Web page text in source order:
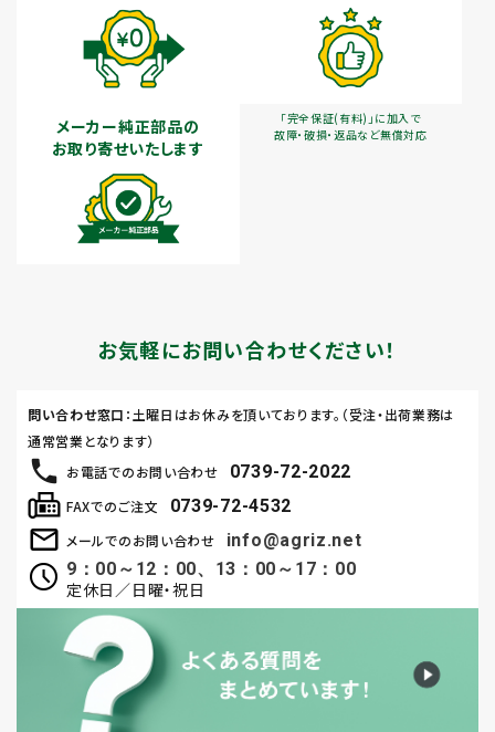
「完全保証(有料)」に加入で
故障・破損・返品など無償対応
メーカー純正部品の
お取り寄せいたします
お気軽にお問い合わせください！
お電話でのお問い合わせ 0739-72-2022
メールでのお問い合わせ
info@agriz.net
9：00～12：00、13：00～17：00
定休日／日曜・祝日
FAXでのご注文 0739-72-4532
問い合わせ窓口 ：土曜日はお休みを頂いております。（受注・出荷業務は
通常営業となります）